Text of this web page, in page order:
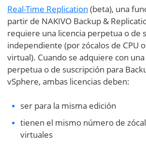
Real-Time Replication (beta), una
partir de NAKIVO Backup &
requiere una licencia perpetua o de
independiente (por zócalos de CPU
virtual). Cuando se adquiere con
perpetua o de suscripción para
vSphere, ambas licencias deben:
ser para la misma edición
tienen el mismo número de
virtuales